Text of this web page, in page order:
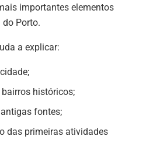
importantes elementos
Porto.
a explicar:
históricos;
fontes;
das primeiras atividades